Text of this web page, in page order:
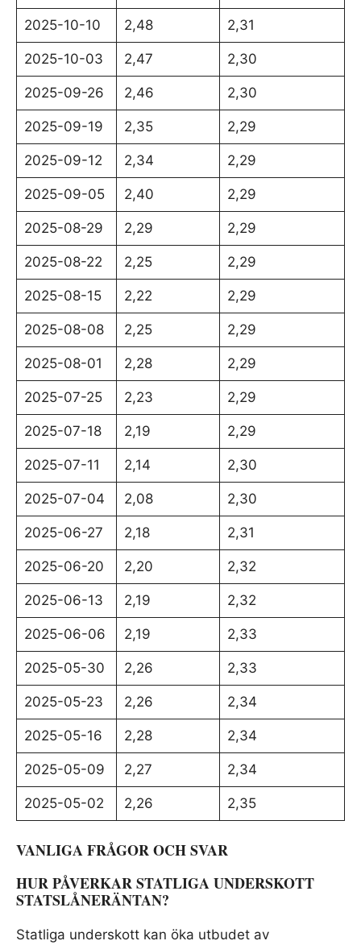
2025-10-10 2,48 2,31
2025-10-03 2,47 2,30
2025-09-26 2,46 2,30
2025-09-19 2,35 2,29
2025-09-12 2,34 2,29
2025-09-05 2,40 2,29
2025-08-29 2,29 2,29
2025-08-22 2,25 2,29
2025-08-15 2,22 2,29
2025-08-08 2,25 2,29
2025-08-01 2,28 2,29
2025-07-25 2,23 2,29
2025-07-18 2,19 2,29
2025-07-11 2,14 2,30
2025-07-04 2,08 2,30
2025-06-27 2,18 2,31
2025-06-20 2,20 2,32
2025-06-13 2,19 2,32
2025-06-06 2,19 2,33
2025-05-30 2,26 2,33
2025-05-23 2,26 2,34
2025-05-16 2,28 2,34
2025-05-09 2,27 2,34
2025-05-02 2,26 2,35
VANLIGA FRÅGOR OCH SVAR
HUR PÅVERKAR STATLIGA UNDERSKOTT
STATSLÅNERÄNTAN?
Statliga underskott kan öka utbudet av